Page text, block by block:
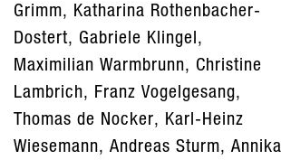
Grimm, Katharina Rothenbacher-
Dostert, Gabriele Klingel,
Maximilian Warmbrunn, Christine
Lambrich, Franz Vogelgesang,
Thomas de Nocker, Karl-Heinz
Wiesemann, Andreas Sturm, Annika